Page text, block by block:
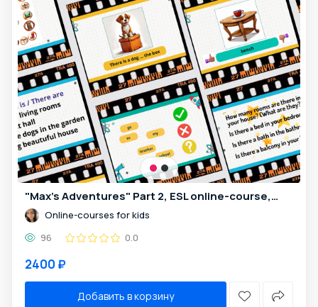
"Max's Adventures" Part 2, ESL online-course, 24 lessons for kids 6-11y.o.
Online-courses for kids
96
0.0
2400 ₽
Добавить в корзину